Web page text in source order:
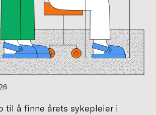
til å finne årets sykepleier i